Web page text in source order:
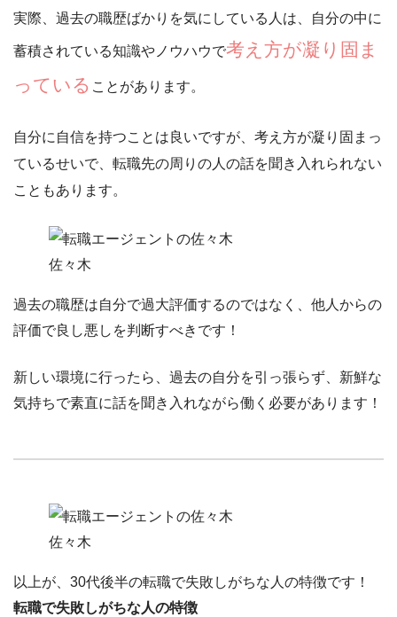
実際、過去の職歴ばかりを気にしている人は、自分の中に
蓄積されている知識やノウハウで考え方が凝り固ま
っている ことがあります。
自分に自信を持つことは良いですが、考え方が凝り固まっ
ているせいで、転職先の周りの人の話を聞き入れられない
こともあります。
佐々木
過去の職歴は自分で過大評価するのではなく、他人からの
評価で良し悪しを判断すべきです！
新しい環境に行ったら、過去の自分を引っ張らず、新鮮な
気持ちで素直に話を聞き入れながら働く必要があります！
佐々木
以上が、30代後半の転職で失敗しがちな人の特徴です！
転職で失敗しがちな人の特徴